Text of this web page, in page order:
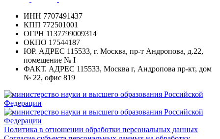
ИНН 7707491437
КПП 772501001
ОГРН 1137799009314
ОКПО 17544187
ЮР. АДРЕС 115533, г. Москва, пр-т Андропова, д.22,
помещение № I
ФАКТ. АДРЕС 115533, Москва г, Андропова пр-кт, дом
№ 22, офис 819
Политика в отношении обработки персональных данных